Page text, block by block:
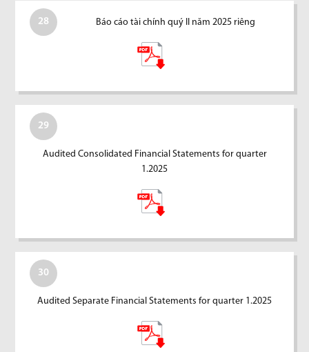
28 Báo cáo tài chính quý II năm 2025 riêng
29
Audited Consolidated Financial Statements for quarter
1.2025
30
Audited Separate Financial Statements for quarter 1.2025